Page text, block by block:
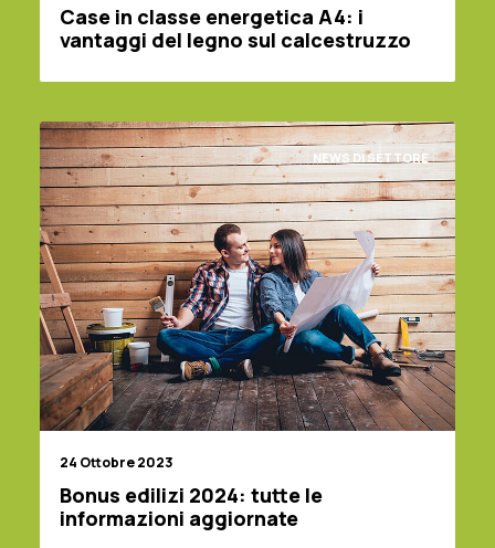
Case in classe energetica A4: i
vantaggi del legno sul calcestruzzo
NEWS DI SETTORE
24 Ottobre 2023
Bonus edilizi 2024: tutte le
informazioni aggiornate